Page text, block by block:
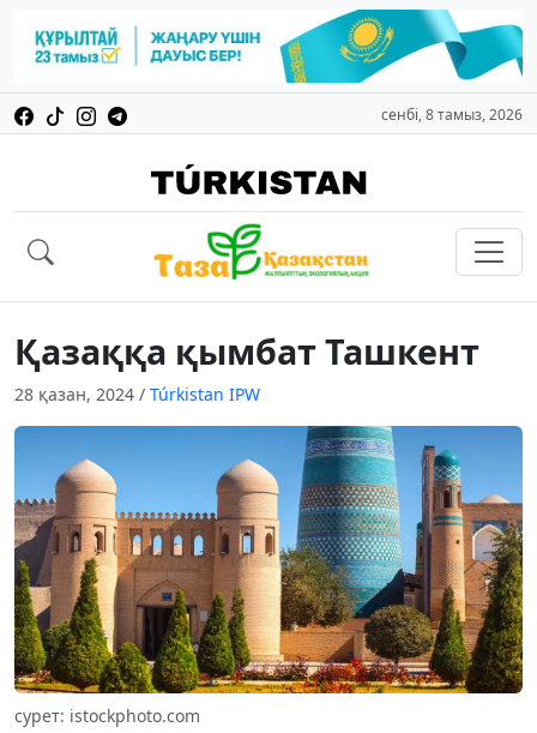
сенбі, 8 тамыз, 2026
Қазаққа қымбат Ташкент
28 қазан, 2024 / Túrkіstan IPW
сурет: istockphoto.com